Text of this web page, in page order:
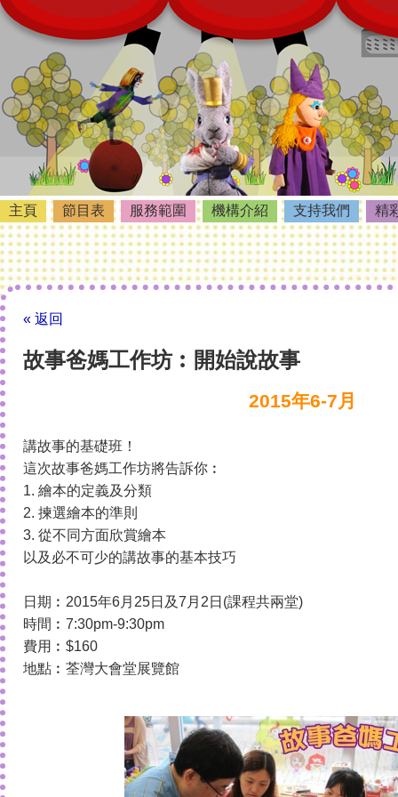
主頁 節目表 服務範圍 機構介紹 支持我們 精
« 返回
故事爸媽工作坊︰開始說故事
2015年6-7月
講故事的基礎班！
這次故事爸媽工作坊將告訴你︰
1. 繪本的定義及分類
2. 揀選繪本的準則
3. 從不同方面欣賞繪本
以及必不可少的講故事的基本技巧
日期︰2015年6月25日及7月2日(課程共兩堂)
時間︰7:30pm-9:30pm
費用︰$160
地點︰荃灣大會堂展覽館